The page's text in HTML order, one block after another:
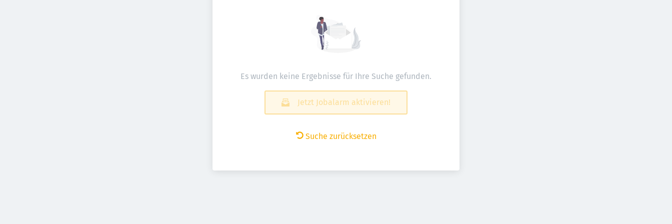
Es wurden keine Ergebnisse für Ihre Suche gefunden.
Jetzt Jobalarm aktivieren!
Suche zurücksetzen